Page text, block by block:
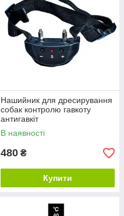
Нашийник для дресирування
собак контролю гавкоту
антигавкіт
В наявності
480 ₴
Купити